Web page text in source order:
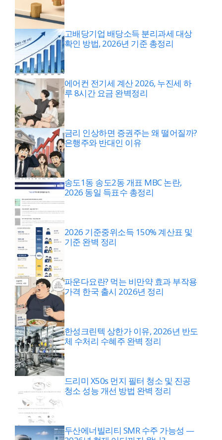
고배당기업 배당소득 분리과세 대상
확인 방법, 2026년 기준 총정리
에어컨 전기세 계산 2026, 누진세 하
루 8시간 요금 완벽정리
금리 인상하면 증권주는 왜 떨어질까?
은행주와 반대인 이유
송도1동 송도2동 개표 MBC 논란,
2026 동일 득표수 총정리
2026 기준중위소득 150% 계산표 및
기준 완벽 정리
파운다요란? 먹는 비만약 효과 부작용
가격 한국 출시 2026년 정리
한성크린텍 상한가 이유, 2026년 반도
체 수처리 수혜주 완벽 정리
드리미 X50s 먼지 필터 청소 및 진공
청소 성능 개선 방법 완벽 정리
두산에너빌리티 SMR 수주 가능성 —